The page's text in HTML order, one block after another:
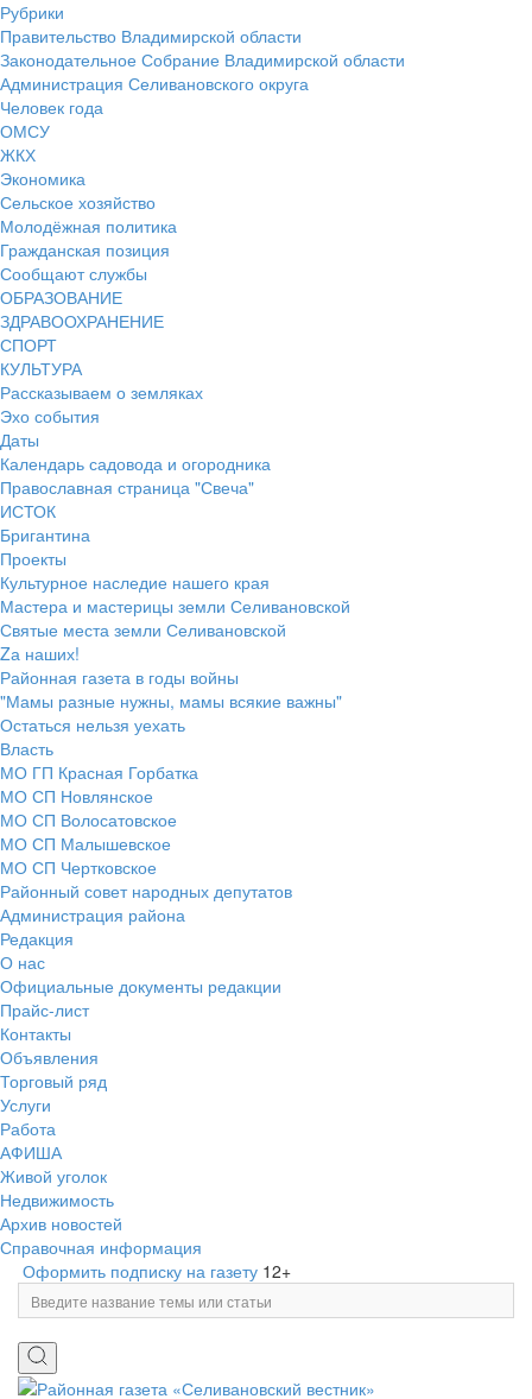
Рубрики
Правительство Владимирской области
Законодательное Собрание Владимирской области
Администрация Селивановского округа
Человек года
ОМСУ
ЖКХ
Экономика
Сельское хозяйство
Молодёжная политика
Гражданская позиция
Сообщают службы
ОБРАЗОВАНИЕ
ЗДРАВООХРАНЕНИЕ
СПОРТ
КУЛЬТУРА
Рассказываем о земляках
Эхо события
Даты
Календарь садовода и огородника
Православная страница "Свеча"
ИСТОК
Бригантина
Проекты
Культурное наследие нашего края
Мастера и мастерицы земли Селивановской
Святые места земли Селивановской
Zа наших!
Районная газета в годы войны
"Мамы разные нужны, мамы всякие важны"
Остаться нельзя уехать
Власть
МО ГП Красная Горбатка
МО СП Новлянское
МО СП Волосатовское
МО СП Малышевское
МО СП Чертковское
Районный совет народных депутатов
Администрация района
Редакция
О нас
Официальные документы редакции
Прайс-лист
Контакты
Объявления
Торговый ряд
Услуги
Работа
АФИША
Живой уголок
Недвижимость
Архив новостей
Справочная информация
Оформить подписку на газету 12+